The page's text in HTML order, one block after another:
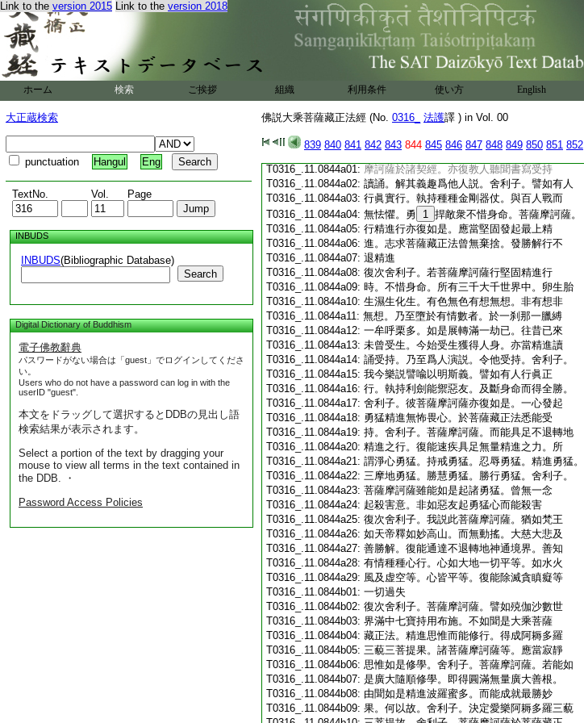
Link to the version 2015 Link to the version 2018
ホーム 検索 ご挨拶 組織 利用条件 使い方 English
大正蔵検索
punctuation Hangul Eng
TextNo. Vol. Page
INBUDS
INBUDS(Bibliographic Database)
Search
Digital Dictionary of Buddhism
電子佛教辭典
パスワードがない場合は「guest」でログインしてくださ
い。
Users who do not have a password can log in with the
userID "guest".
本文をドラッグして選択するとDDBの見出し語
検索結果が表示されます。
Select a portion of the text by dragging your
mouse to view all terms in the text contained in
the DDB. ・
Password Access Policies
佛説大乘菩薩藏正法經 (No. 0316_ 法護譯 ) in Vol. 00
839 840 841 842 843 844 845 846 847 848 849 850 851 852
T0316_.11.0843c19:辱波羅蜜多。若彼菩薩摩訶薩。能行是菩薩
T0316_.11.0843c20:相應行時。一切魔王及魔眷屬。作諸魔事及
T0316_.11.0843c21:諍訟等。皆悉不現。是名菩薩摩訶薩成就最
T0316_.11.0843c22:
上忍辱波羅蜜多
◎ 6
精進波羅蜜多品第九之一
T0316_.11.0843c24:復次舍利子。云何名爲菩薩摩訶薩精進波
T0316_.11.0843c25:羅蜜多。佛言舍利子。菩薩摩訶薩修精進波
T0316_.11.0843c26:羅蜜多相應行時。先令魔事隱沒不現。次當
T0316_.11.0843c27:發起不退具足勇猛精進。不惜身命堅固勇
T0316_.11.0843c28: 悍志求修習。此菩薩藏正法明文。復能書寫
T0316_.11.0844a01: 摩訶薩於諸契經。亦復教人聽聞書寫受持
T0316_.11.0844a02: 讀誦。解其義趣爲他人説。舍利子。譬如有人
T0316_.11.0844a03: 行眞實行。執持種種金剛器仗。與百人戰而
T0316_.11.0844a04: 無怯懼。勇 1 捍敵衆不惜身命。菩薩摩訶薩。
T0316_.11.0844a05: 行精進行亦復如是。應當堅固發起最上精
T0316_.11.0844a06: 進。志求菩薩藏正法曾無棄捨。發勝解行不
T0316_.11.0844a07: 退精進
T0316_.11.0844a08: 復次舍利子。若菩薩摩訶薩行堅固精進行
T0316_.11.0844a09: 時。不惜身命。所有三千大千世界中。卵生胎
T0316_.11.0844a10: 生濕生化生。有色無色有想無想。非有想非
T0316_.11.0844a11: 無想。乃至墮於有情數者。於一刹那一臘縛
T0316_.11.0844a12: 一牟呼栗多。如是展轉滿一劫已。往昔已來
T0316_.11.0844a13: 未曾受生。今始受生獲得人身。亦當精進讀
T0316_.11.0844a14: 誦受持。乃至爲人演説。令他受持。舍利子。
T0316_.11.0844a15: 我今樂説譬喩以明斯義。譬如有人行眞正
T0316_.11.0844a16: 行。執持利劍能禦惡友。及斷身命而得全勝。
T0316_.11.0844a17: 舍利子。彼菩薩摩訶薩亦復如是。一心發起
T0316_.11.0844a18: 勇猛精進無怖畏心。於菩薩藏正法悉能受
T0316_.11.0844a19: 持。舍利子。菩薩摩訶薩。而能具足不退轉地
T0316_.11.0844a20: 精進之行。復能速疾具足無量精進之力。所
T0316_.11.0844a21: 謂淨心勇猛。持戒勇猛。忍辱勇猛。精進勇猛。
T0316_.11.0844a22: 三摩地勇猛。勝慧勇猛。勝行勇猛。舍利子。
T0316_.11.0844a23: 菩薩摩訶薩雖能如是起諸勇猛。曾無一念
T0316_.11.0844a24: 起殺害意。非如惡友起勇猛心而能殺害
T0316_.11.0844a25: 復次舍利子。我説此菩薩摩訶薩。猶如梵王
T0316_.11.0844a26: 如天帝釋如妙高山。而無動搖。大慈大悲及
T0316_.11.0844a27: 善勝解。復能通達不退轉地神通境界。善知
T0316_.11.0844a28: 有情種種心行。心如大地一切平等。如水火
T0316_.11.0844a29: 風及虚空等。心皆平等。復能除滅貪瞋癡等
T0316_.11.0844b01: 一切過失
T0316_.11.0844b02: 復次舍利子。菩薩摩訶薩。譬如殑伽沙數世
T0316_.11.0844b03: 界滿中七寶持用布施。不如聞是大乘菩薩
T0316_.11.0844b04: 藏正法。精進思惟而能修行。得成阿耨多羅
T0316_.11.0844b05: 三藐三菩提果。諸菩薩摩訶薩等。應當寂靜
T0316_.11.0844b06: 思惟如是修學。舍利子。菩薩摩訶薩。若能如
T0316_.11.0844b07: 是廣大隨順修學。即得圓滿無量廣大善根。
T0316_.11.0844b08: 由聞如是精進波羅蜜多。而能成就最勝妙
T0316_.11.0844b09: 果。何以故。舍利子。決定愛樂阿耨多羅三藐